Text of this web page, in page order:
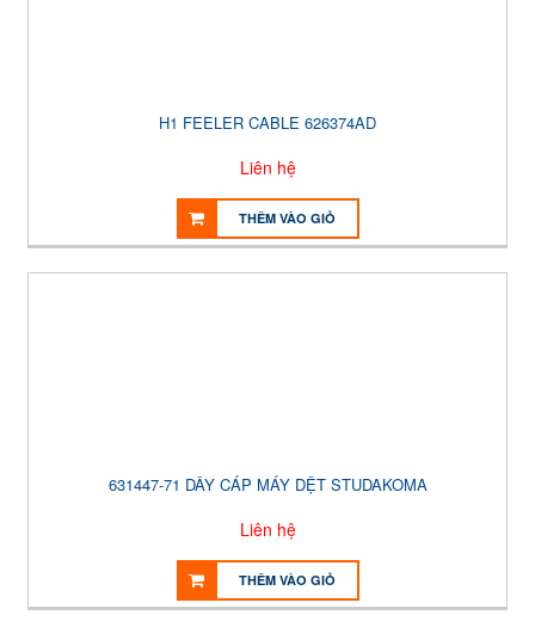
H1 FEELER CABLE 626374AD
Liên hệ
THÊM VÀO GIỎ
631447-71 DÂY CÁP MÁY DỆT STUDAKOMA
Liên hệ
THÊM VÀO GIỎ